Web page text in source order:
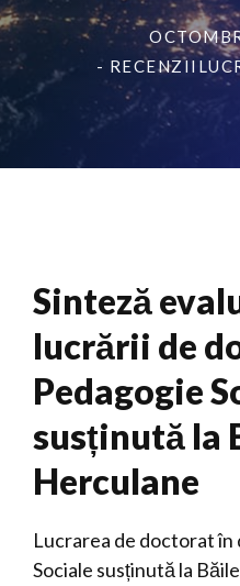
-
Sinteză
lucrării de
Pedagogie
susținută la
Herculane
Lucrarea de doctorat în
Sociale susținută la